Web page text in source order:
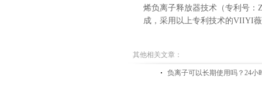
烯负离子释放器技术（专利号：
成，采用以上专利技术的VIIYI
其他相关文章：
负离子可以长期使用吗？24小